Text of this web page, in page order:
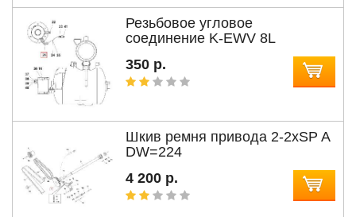
Резьбовое угловое
соединение K-EWV 8L
350 р.
Шкив ремня привода 2-2xSP A
DW=224
4 200 р.